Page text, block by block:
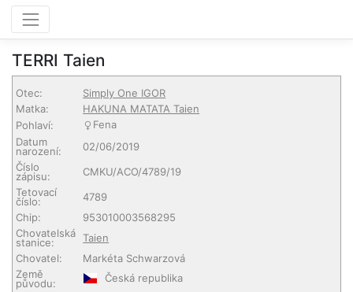
TERRI Taien
Otec:
Simply One IGOR
Matka:
HAKUNA MATATA Taien
Pohlaví:
Fena
Datum
narození:
02/06/2019
Číslo
zápisu:
CMKU/ACO/4789/19
Tetovací
číslo:
4789
Chip:
953010003568295
Chovatelská
stanice:
Taien
Chovatel:
Markéta Schwarzová
Země
původu:
Česká republika